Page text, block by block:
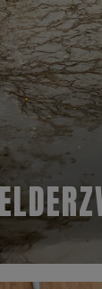
vaak pas
de zwam zicht
zijn
dik en kunnen